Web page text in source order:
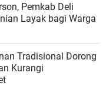
Pemkab Deli
Layak bagi Warga
Tradisional Dorong
Kurangi